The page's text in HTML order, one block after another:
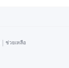
| ช่วยเหลือ